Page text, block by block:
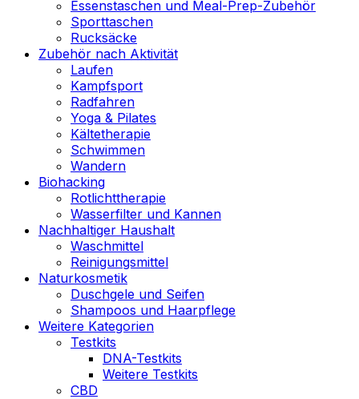
Essenstaschen und Meal-Prep-Zubehör
Sporttaschen
Rucksäcke
Zubehör nach Aktivität
Laufen
Kampfsport
Radfahren
Yoga & Pilates
Kältetherapie
Schwimmen
Wandern
Biohacking
Rotlichttherapie
Wasserfilter und Kannen
Nachhaltiger Haushalt
Waschmittel
Reinigungsmittel
Naturkosmetik
Duschgele und Seifen
Shampoos und Haarpflege
Weitere Kategorien
Testkits
DNA-Testkits
Weitere Testkits
CBD